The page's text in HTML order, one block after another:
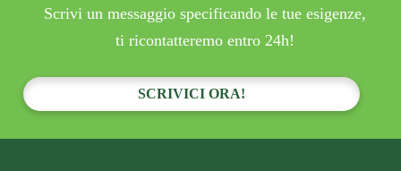
Scrivi un messaggio specificando le tue esigenze,
ti ricontatteremo entro 24h!
SCRIVICI ORA!